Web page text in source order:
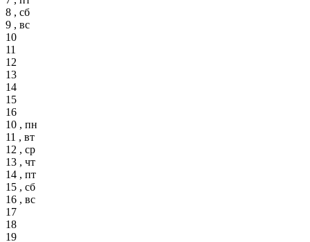
8 , сб
9 , вс
10
11
12
13
14
15
16
10 , пн
11 , вт
12 , ср
13 , чт
14 , пт
15 , сб
16 , вс
17
18
19